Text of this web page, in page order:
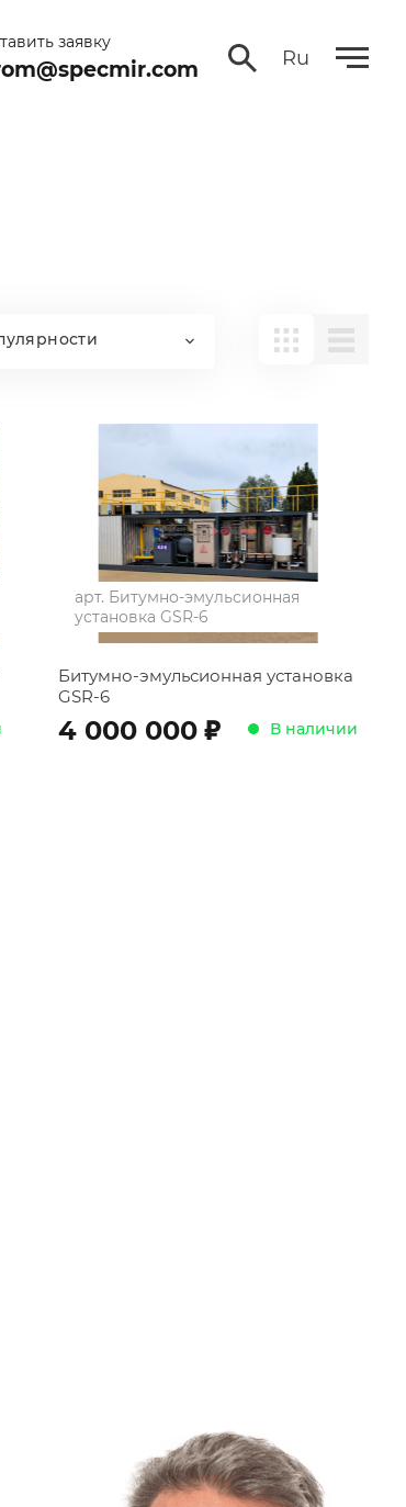
заявку
Ru
арт. Битумно-эмульсионная
установка GSR-6
Битумно-эмульсионная установка
GSR-6
4 000 000 ; В наличии